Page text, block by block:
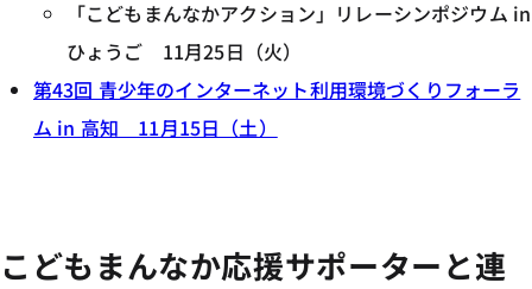
「こどもまんなかアクション」リレーシンポジウム in
ひょうご 11月25日（火）
第43回 青少年のインターネット利用環境づくりフォーラ
ム in 高知 11月15日（土）
こどもまんなか応援サポーターと連